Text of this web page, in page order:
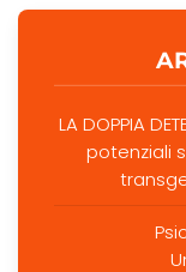
LA DOPPIA
potenziali